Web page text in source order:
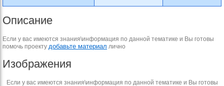
Описание
Если у вас имеются знания\информация по данной тематике и Вы готовы
помочь проекту добавьте материал лично
Изображения
Если у вас имеются знания\информация по данной тематике и Вы готовы